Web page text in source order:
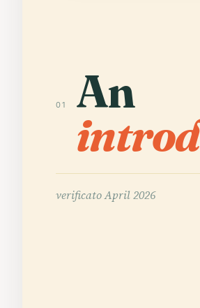
01 An
verificatoApril 2026